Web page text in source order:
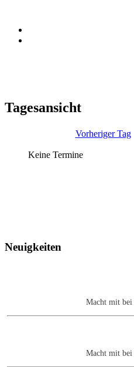
Tagesansicht
Vorheriger Tag
Keine Termine
Neuigkeiten
Macht mit bei
Macht mit bei